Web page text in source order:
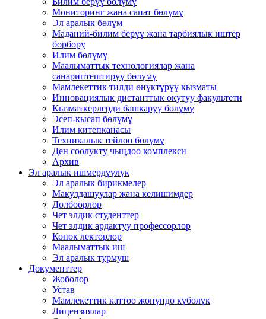
Мониторинг жана сапат бөлүмү
Эл аралык бөлүм
Маданий-билим берүү жана тарбиялык иштер
борбору
Илим бөлүмү
Маалыматтык технологиялар жана
санариптештирүү бөлүмү
Мамлекеттик тилди өнүктүрүү кызматы
Инновациялык дистанттык окутуу факультети
Кызматкерлерди башкаруу бөлүмү
Эсеп-кысап бөлүмү
Илим китепканасы
Техникалык тейлөө бөлүмү
Ден соолукту чыңдоо комплекси
Архив
Эл аралык ишмердүүлүк
Эл аралык бирикмелер
Макулдашуулар жана келишимдер
Долбоорлор
Чет элдик студенттер
Чет элдик ардактуу профессорлор
Конок лекторлор
Маалыматтык иш
Эл аралык турмуш
Документтер
Жоболор
Устав
Мамлекеттик каттоо жөнүндө күбөлүк
Лицензиялар